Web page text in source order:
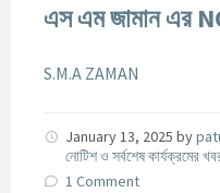
এস এম জামান এর
S.M.A ZAMAN
January 13, 2025 by
নোটিশ ও সর্বশেষ কার্যক্রমের
1 Comment